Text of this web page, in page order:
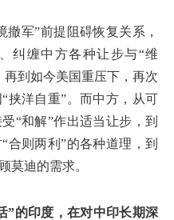
撤军”前提阻碍恢复关系，
纠缠中方各种让步与“维
到如今美国重压下，再次
挟洋自重”。而中方，从可
“和解”作出适当让步，到
合则两利”的各种道理，到
莫迪的需求。
”的印度，在对中印长期深